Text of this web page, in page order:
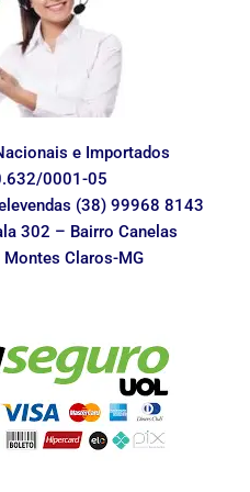
e Importados
0001-05
(38) 99968 8143
302 – Bairro Canelas
Claros-MG